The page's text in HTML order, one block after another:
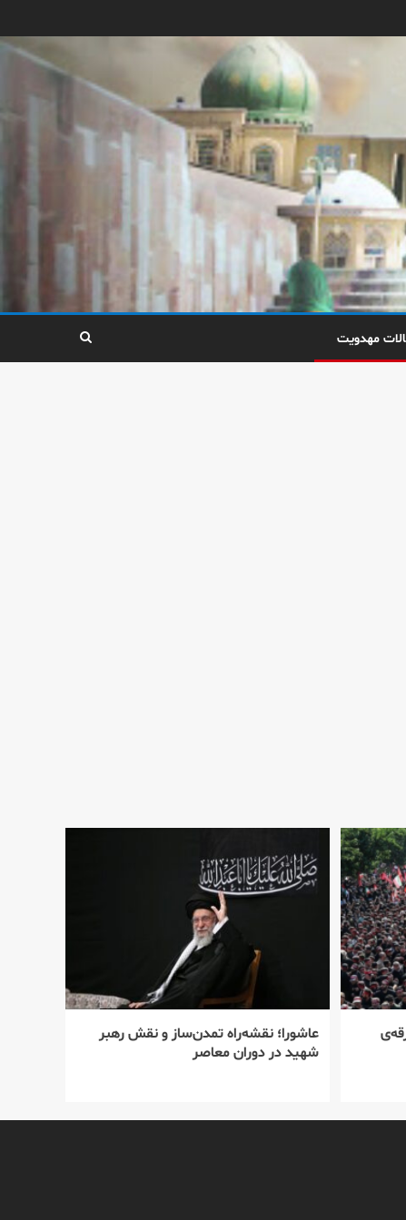
مهدویت
عاشورا؛ نقشه‌راه تمدن‌ساز و نقش رهبر
شهید در دوران معاصر